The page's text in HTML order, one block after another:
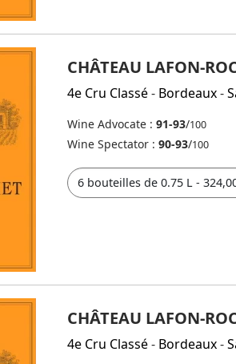
CHÂTEAU LAFON-
4e Cru Classé- Bordeaux-
Wine Advocate : 91-93/100
Wine Spectator : 90-93/100
CHÂTEAU LAFON-
4e Cru Classé- Bordeaux-